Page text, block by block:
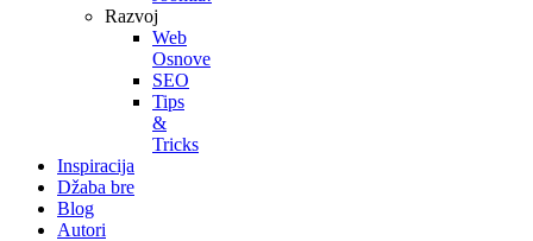
Razvoj
Web
Osnove
SEO
Tips
&
Tricks
Inspiracija
Džaba bre
Blog
Autori